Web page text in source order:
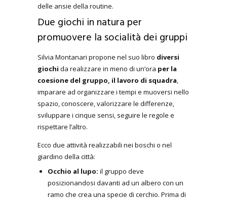
delle ansie della routine.
Due giochi in natura per
promuovere la socialità dei gruppi
Silvia Montanari propone nel suo libro diversi
giochi da realizzare in meno di un’ora per la
coesione del gruppo, il lavoro di squadra,
imparare ad organizzare i tempi e muoversi nello
spazio, conoscere, valorizzare le differenze,
sviluppare i cinque sensi, seguire le regole e
rispettare l’altro.
Ecco due attività realizzabili nei boschi o nel
giardino della città:
Occhio al lupo: il gruppo deve
posizionandosi davanti ad un albero con un
ramo che crea una specie di cerchio. Prima di